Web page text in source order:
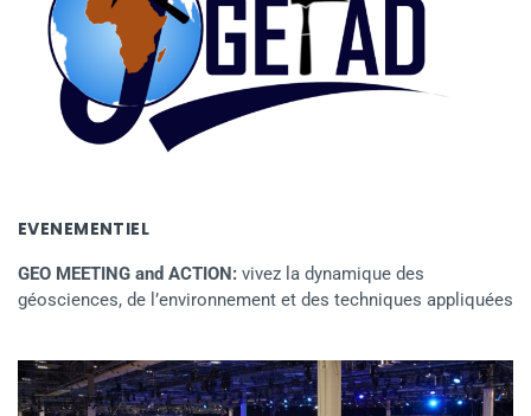
EVENEMENTIEL
GEO MEETING and ACTION: vivez la dynamique des
géosciences, de l’environnement et des techniques appliquées